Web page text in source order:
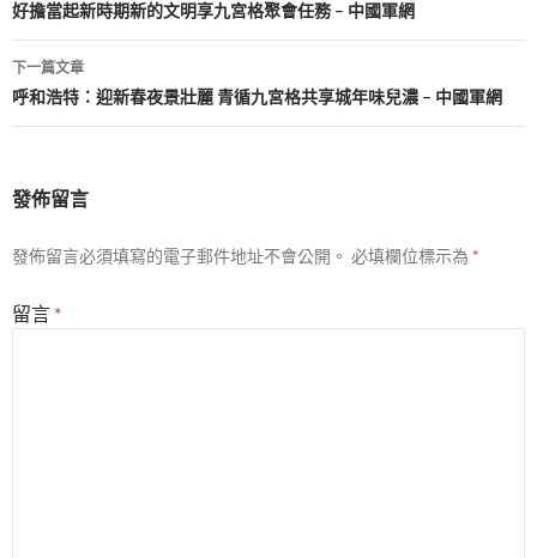
覽
好擔當起新時期新的文明享九宮格聚會任務 – 中國軍網
下一篇文章
呼和浩特：迎新春夜景壯麗 青循九宮格共享城年味兒濃 – 中國軍網
發佈留言
發佈留言必須填寫的電子郵件地址不會公開。 必填欄位標示為 *
留言 *